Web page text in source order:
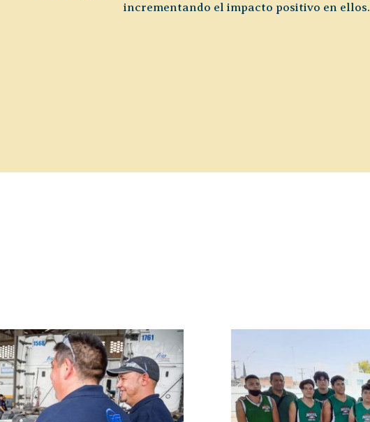
incrementando el impacto positivo en ellos.